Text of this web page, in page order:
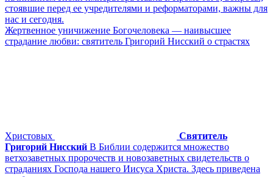
стоявшие перед ее учредителями и реформаторами, важны для
нас и сегодня.
Жертвенное уничижение Богочеловека — наивысшее
страдание любви: святитель Григорий Нисский о страстях
Христовых
Святитель
Григорий Нисский В Библии содержится множество
ветхозаветных пророчеств и новозаветных свидетельств о
страданиях Господа нашего Иисуса Христа. Здесь приведена